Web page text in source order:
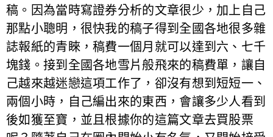
稿。因為當時寫證券分析的文章很少，加上自己
那點小聰明，很快我的稿子得到全國各地很多雜
誌報紙的青睞，稿費一個月就可以達到六、七千
塊錢。接到全國各地雪片般飛來的稿費單，讓自
己越來越迷戀這項工作了，卻沒有想到短短一、
兩個小時，自己編出來的東西，會讓多少人看到
後如獲至寶，並且根據你的這篇文章去買股票